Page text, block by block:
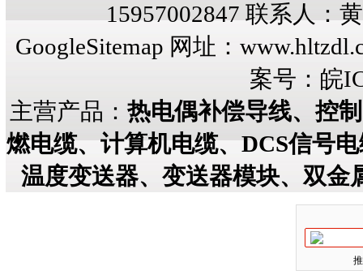
15957002847 联系人：
GoogleSitemap 网址：
案号： 皖
主营产品： 热电偶补偿导线、控
燃电缆、计算机电缆、DCS信号
温度变送器、变送器模块、双金